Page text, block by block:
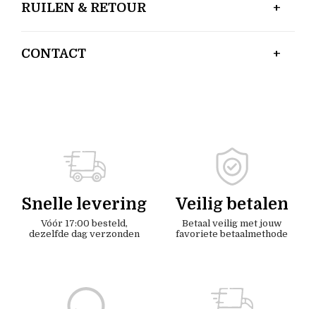
RUILEN & RETOUR
CONTACT
Snelle levering
Vóór 17:00 besteld,
dezelfde dag verzonden
Veilig betalen
Betaal veilig met jouw
favoriete betaalmethode